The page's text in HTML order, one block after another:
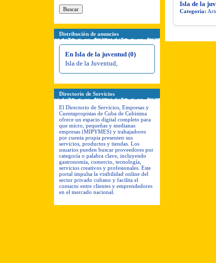
Distribución de anuncios
En Isla de la juventud (0)
Isla de la Juventud
Directorio de Servicios
El Directorio de Servicios, Empresas y
Cuentapropistas de Cuba de Cubisima
ofrece un espacio digital completo para
que micro, pequeñas y medianas
empresas (MIPYMES) y trabajadores
por cuenta propia presenten sus
servicios, productos y tiendas. Los
usuarios pueden buscar proveedores por
categoría o palabra clave, incluyendo
gastronomía, comercio, tecnología,
servicios creativos y profesionales. Este
portal impulsa la visibilidad online del
sector privado cubano y facilita el
contacto entre clientes y emprendedores
en el mercado nacional.
Isla de la
Categoría: